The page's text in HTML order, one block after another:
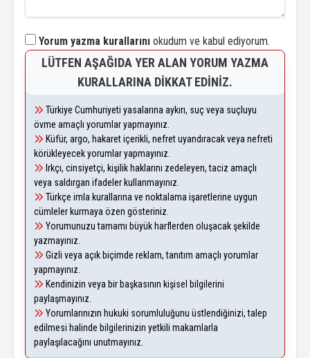
Yorum yazma kurallarını okudum ve kabul ediyorum.
LÜTFEN AŞAĞIDA YER ALAN YORUM YAZMA
KURALLARINA DIKKAT EDINIZ.
Türkiye Cumhuriyeti yasalarına aykırı, suç veya suçluyu
övme amaçlı yorumlar yapmayınız.
Küfür, argo, hakaret içerikli, nefret uyandıracak veya nefreti
körükleyecek yorumlar yapmayınız.
Irkçı, cinsiyetçi, kişilik haklarını zedeleyen, taciz amaçlı
veya saldırgan ifadeler kullanmayınız.
Türkçe imla kurallarına ve noktalama işaretlerine uygun
cümleler kurmaya özen gösteriniz.
Yorumunuzu tamamı büyük harflerden oluşacak şekilde
yazmayınız.
Gizli veya açık biçimde reklam, tanıtım amaçlı yorumlar
yapmayınız.
Kendinizin veya bir başkasının kişisel bilgilerini
paylaşmayınız.
Yorumlarınızın hukuki sorumluluğunu üstlendiğinizi, talep
edilmesi halinde bilgilerinizin yetkili makamlarla
paylaşılacağını unutmayınız.